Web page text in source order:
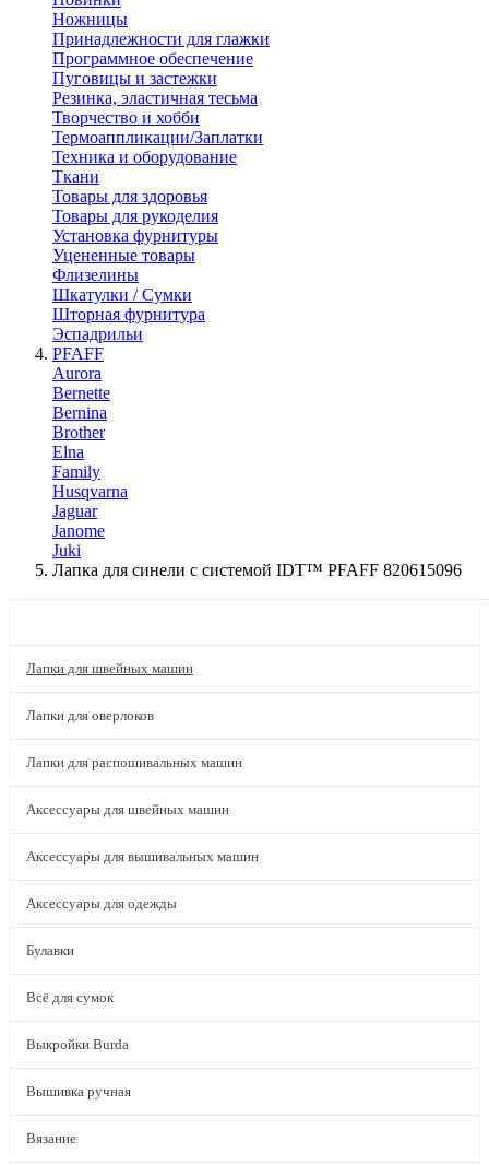
Ножницы
Принадлежности для глажки
Программное обеспечение
Пуговицы и застежки
Резинка, эластичная тесьма
Творчество и хобби
Термоаппликации/Заплатки
Техника и оборудование
Ткани
Товары для здоровья
Товары для рукоделия
Установка фурнитуры
Уцененные товары
Флизелины
Шкатулки / Сумки
Шторная фурнитура
Эспадрильи
PFAFF
Aurora
Bernette
Bernina
Brother
Elna
Family
Husqvarna
Jaguar
Janome
Juki
Лапка для синели с системой IDT™ PFAFF 820615096
Лапки для швейных машин
Лапки для оверлоков
Лапки для распошивальных машин
Аксессуары для швейных машин
Аксессуары для вышивальных машин
Аксессуары для одежды
Булавки
Всё для сумок
Выкройки Burda
Вышивка ручная
Вязание